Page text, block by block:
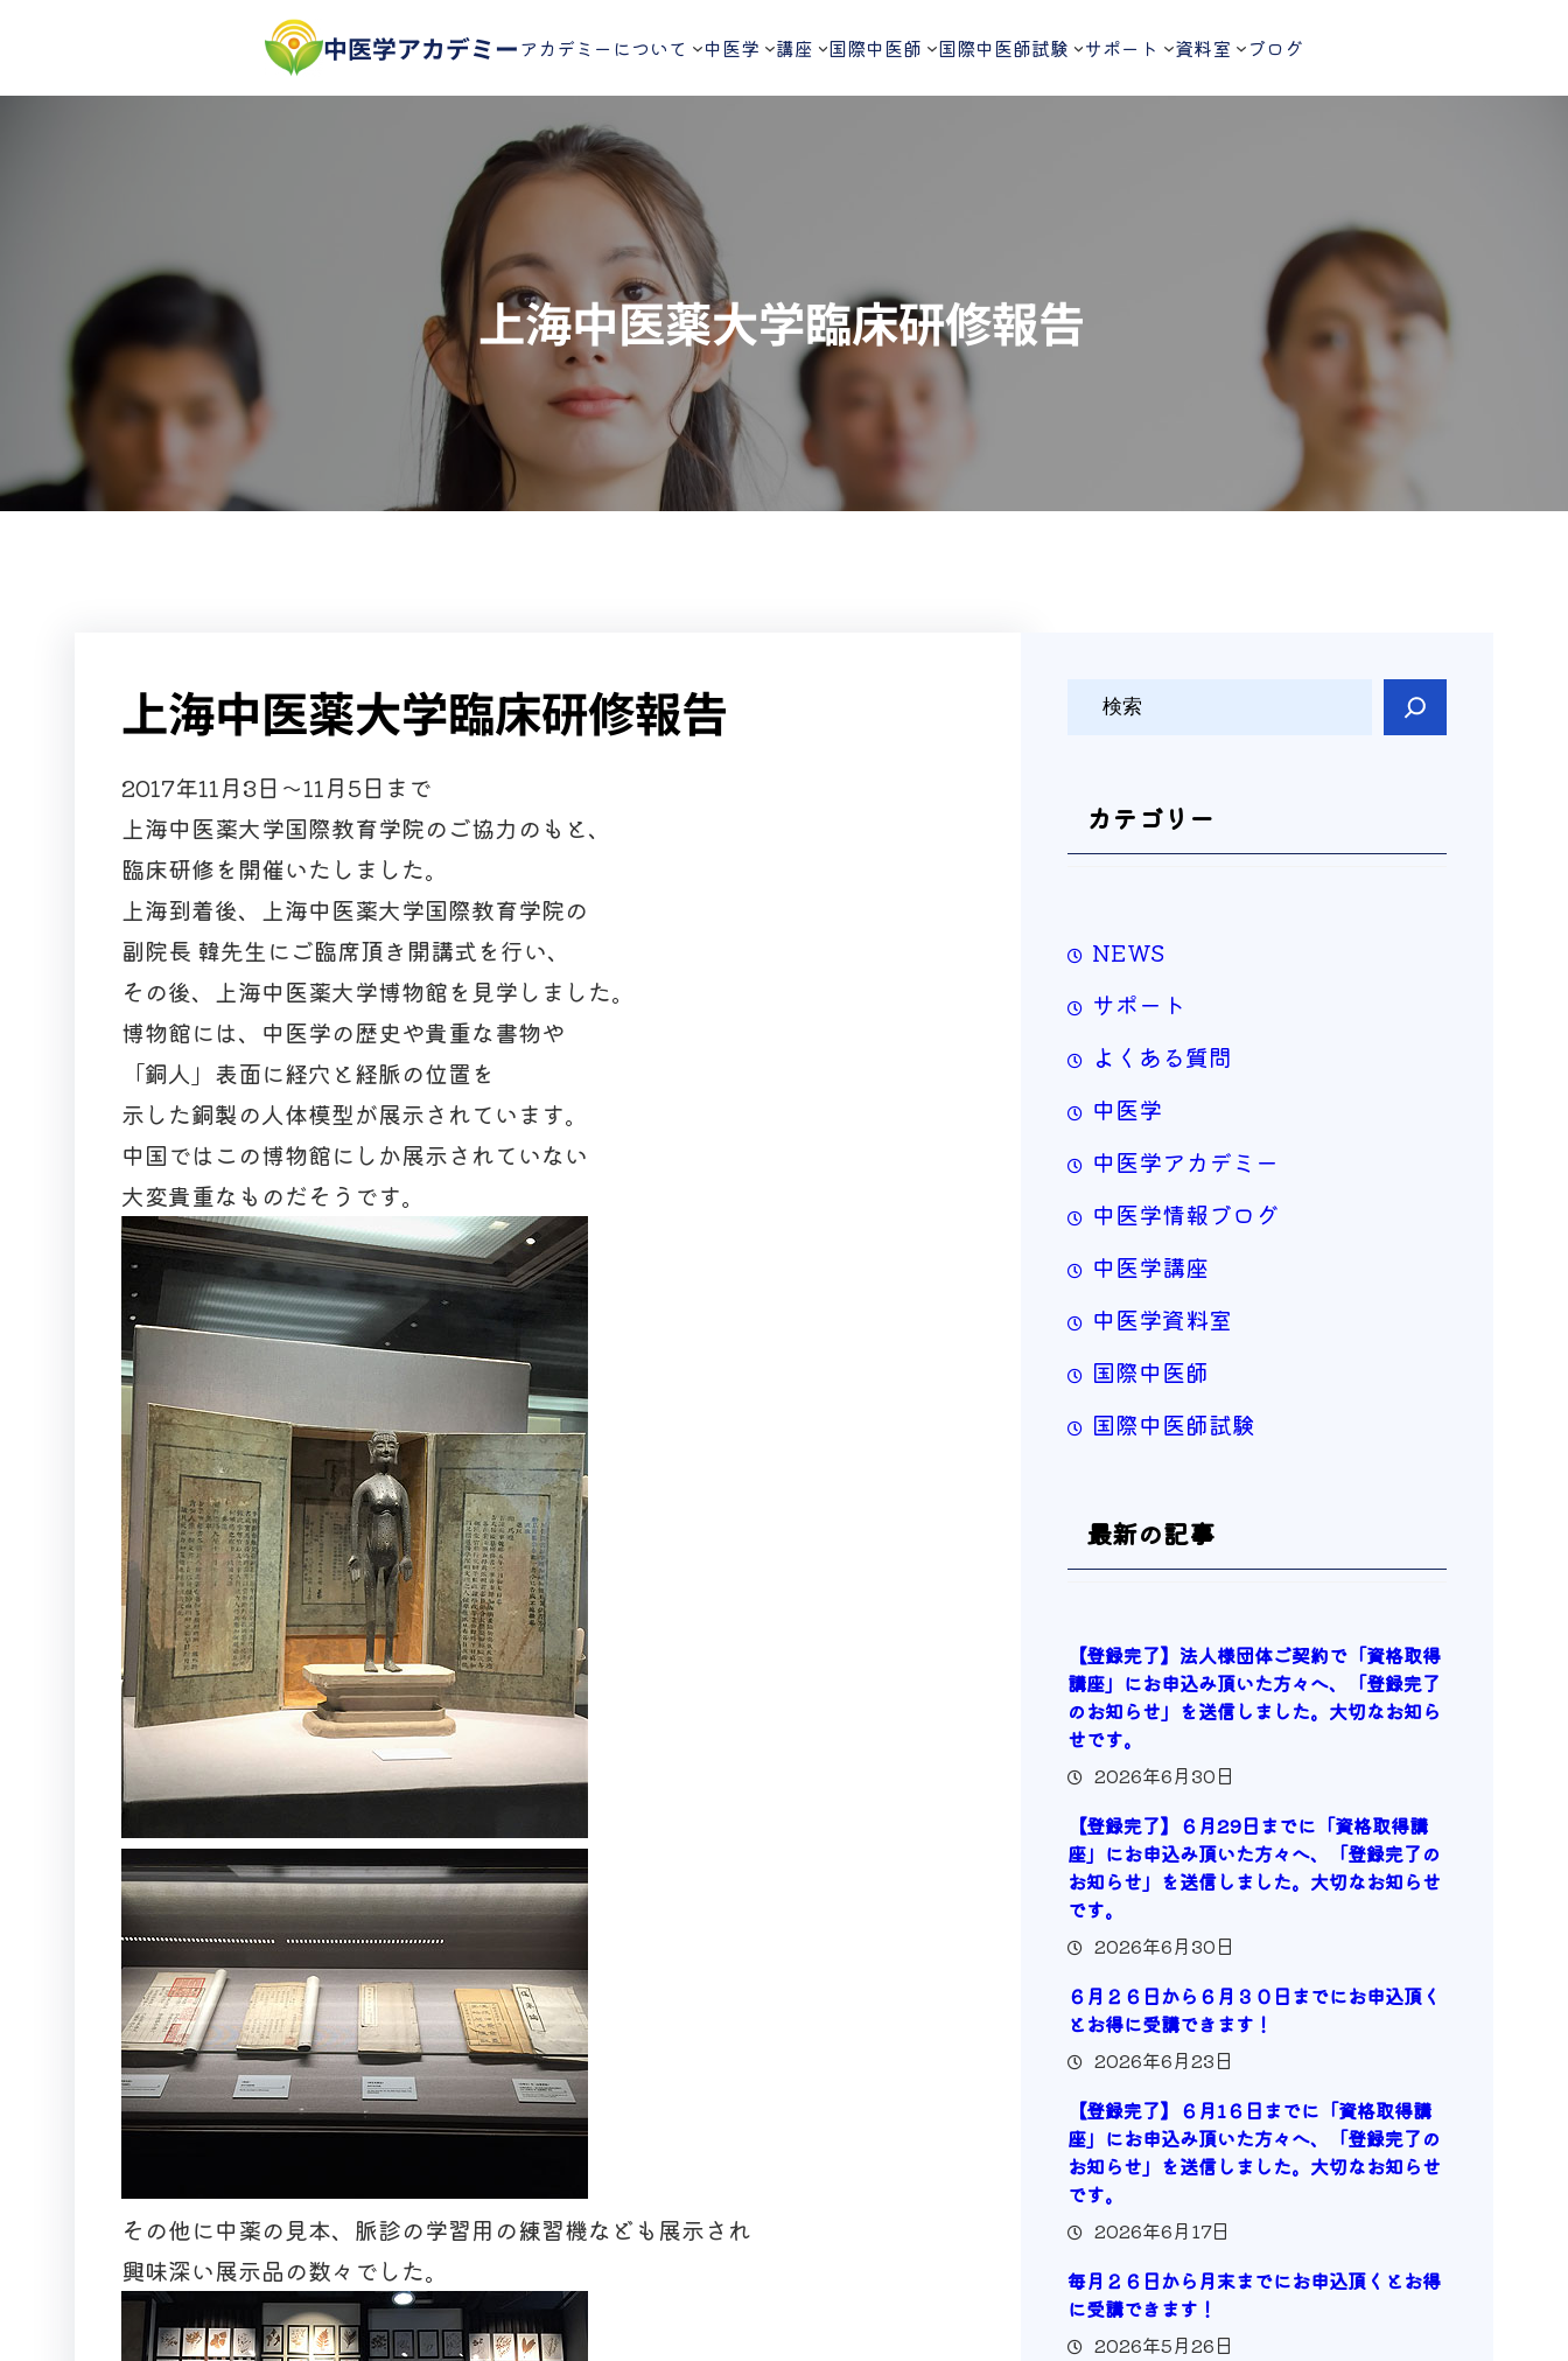
を
中医学アカデミーアカデミーについて 中医学 講座 国際中医師 国際中医師試験 サポート 資料室 ブログ
上海中医薬大学臨床研修報告
上海中医薬大学臨床研修報告
2017年11月3日～11月5日まで
上海中医薬大学国際教育学院のご協力のもと、
臨床研修を開催いたしました。
上海到着後、上海中医薬大学国際教育学院の
副院長 韓先生にご臨席頂き開講式を行い、
その後、上海中医薬大学博物館を見学しました。
博物館には、中医学の歴史や貴重な書物や
「銅人」表面に経穴と経脈の位置を
示した銅製の人体模型が展示されています。
中国ではこの博物館にしか展示されていない
大変貴重なものだそうです。
その他に中薬の見本、脈診の学習用の練習機なども展示され
興味深い展示品の数々でした。
カテゴリー
NEWS
サポート
よくある質問
中医学
中医学アカデミー
中医学情報ブログ
中医学講座
中医学資料室
国際中医師
国際中医師試験
最新の記事
【登録完了】法人様団体ご契約で「資格取得
講座」にお申込み頂いた方々へ、「登録完了
のお知らせ」を送信しました。大切なお知ら
せです。
2026年6月30日
【登録完了】６月29日までに「資格取得講
座」にお申込み頂いた方々へ、「登録完了の
お知らせ」を送信しました。大切なお知らせ
です。
2026年6月30日
６月２６日から６月３０日までにお申込頂く
とお得に受講できます！
2026年6月23日
【登録完了】６月1６日までに「資格取得講
座」にお申込み頂いた方々へ、「登録完了の
お知らせ」を送信しました。大切なお知らせ
です。
2026年6月17日
毎月２６日から月末までにお申込頂くとお得
に受講できます！
2026年5月26日